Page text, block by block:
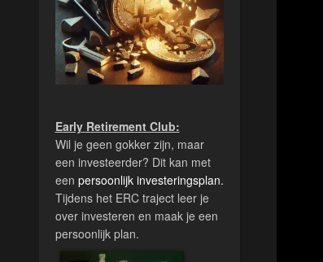
Early Retirement Club:
Wil je geen gokker zijn, maar
een investeerder? Dit kan met
een persoonlijk investeringsplan.
Tijdens het ERC traject leer je
over investeren en maak je een
persoonlijk plan.